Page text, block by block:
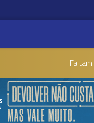
Faltam